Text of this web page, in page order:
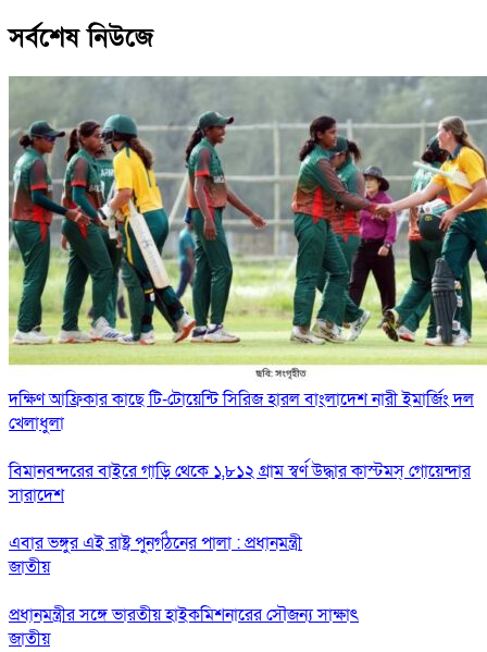
সর্বশেষ নিউজে
দক্ষিণ আফ্রিকার কাছে টি-টোয়েন্টি সিরিজ হারল বাংলাদেশ নারী ইমার্জিং দল
খেলাধুলা
বিমানবন্দরের বাইরে গাড়ি থেকে ১,৮১২ গ্রাম স্বর্ণ উদ্ধার কাস্টমস্ গোয়েন্দার
সারাদেশ
এবার ভঙ্গুর এই রাষ্ট্র পুনর্গঠনের পালা : প্রধানমন্ত্রী
জাতীয়
প্রধানমন্ত্রীর সঙ্গে ভারতীয় হাইকমিশনারের সৌজন্য সাক্ষাৎ
জাতীয়